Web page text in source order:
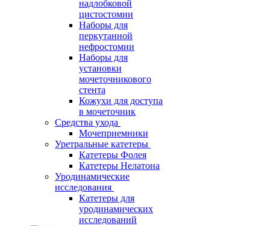
надлобковой
цистостомии
Наборы для
перкутанной
нефростомии
Наборы для
установки
мочеточникового
стента
Кожухи для доступа
в мочеточник
Средства ухода
Мочеприемники
Уретральные катетеры
Катетеры Фолея
Катетеры Нелатона
Уродинамические
исследования
Катетеры для
уродинамических
исследований